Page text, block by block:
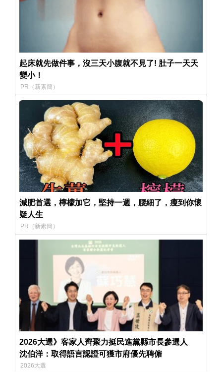
起床就先做件事，沒三天小腹就不見了! 肚子一天天
變小！
PR（新素簡）
減肥首選，檸檬加它，堅持一週，腰細了，瘦到你懷
疑人生
PR（新素簡）
2026大選》客家人齊聚力挺民進黨縣市長參選人
沈伯洋：取得語言認證可獲市府優先聘僱
2026大選